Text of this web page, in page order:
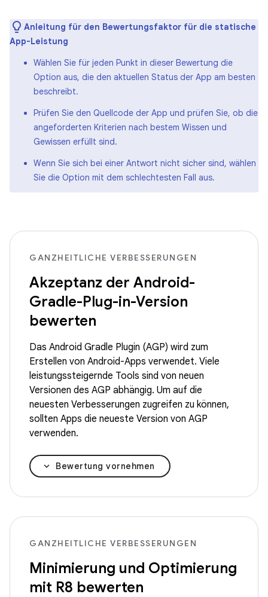
Anleitung für den Bewertungsfaktor für die statische
App-Leistung
Wählen Sie für jeden Punkt in dieser Bewertung die
Option aus, die den aktuellen Status der App am besten
beschreibt.
Prüfen Sie den Quellcode der App und prüfen Sie, ob die
angeforderten Kriterien nach bestem Wissen und
Gewissen erfüllt sind.
Wenn Sie sich bei einer Antwort nicht sicher sind, wählen
Sie die Option mit dem schlechtesten Fall aus.
GANZHEITLICHE VERBESSERUNGEN
Akzeptanz der Android-
Gradle-Plug-in-Version
bewerten
Das Android Gradle Plugin (AGP) wird zum
Erstellen von Android-Apps verwendet. Viele
leistungssteigernde Tools sind von neuen
Versionen des AGP abhängig. Um auf die
neuesten Verbesserungen zugreifen zu können,
sollten Apps die neueste Version von AGP
verwenden.
Bewertung vornehmen
GANZHEITLICHE VERBESSERUNGEN
Minimierung und Optimierung
mit R8 bewerten